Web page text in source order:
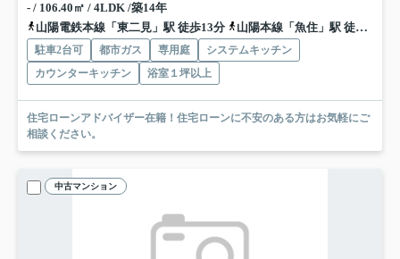
- / 106.40㎡ / 4LDK /築14年
山陽電鉄本線「東二見」駅 徒歩13分
山陽本線「魚住」駅 徒歩14分
駐車2台可 都市ガス 専用庭
システムキッチン
カウンターキッチン
浴室１坪以上
住宅ローンアドバイザー在籍！住宅ローンに不安のある方はお気軽にご
相談ください。
中古マンション